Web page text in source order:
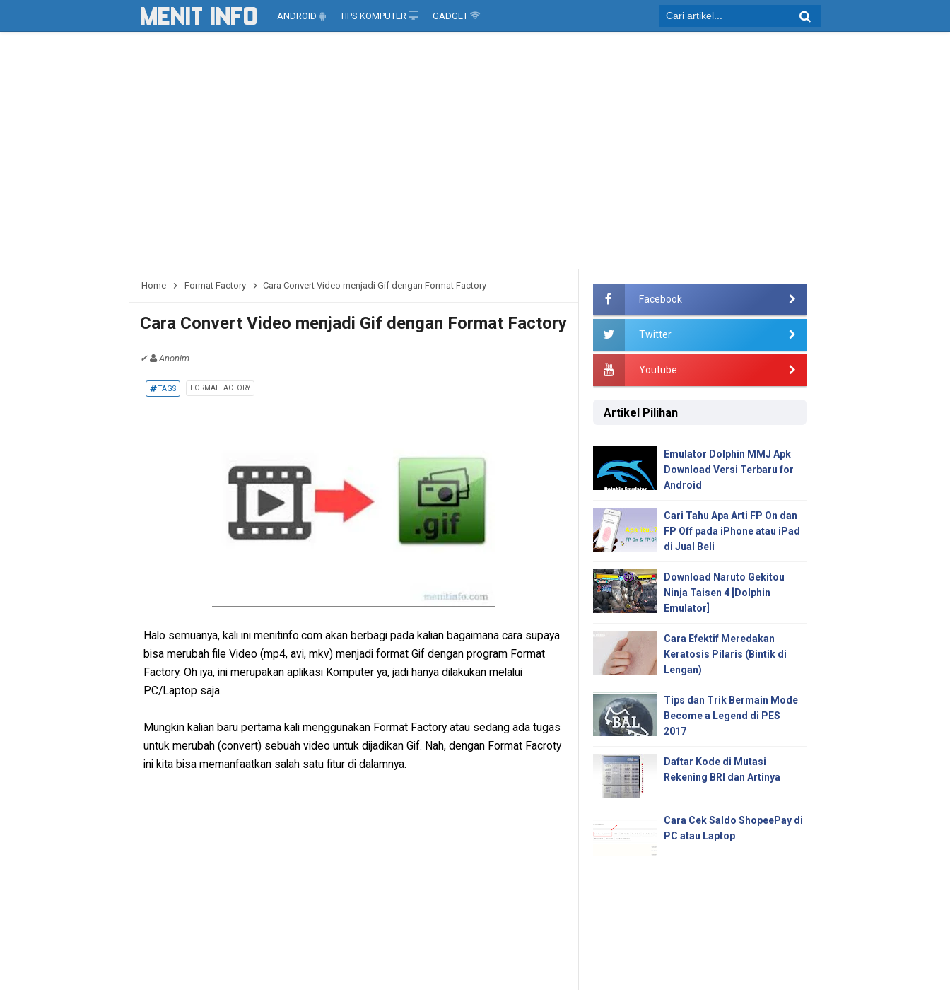
ANDROID TIPS KOMPUTER GADGET
Home Format Factory Cara Convert Video menjadi Gif dengan Format Factory
Cara Convert Video menjadi Gif dengan Format Factory
✔ Anonim
TAGS FORMAT FACTORY
Halo semuanya, kali ini menitinfo.com akan berbagi pada kalian bagaimana cara supaya
bisa merubah file Video (mp4, avi, mkv) menjadi format Gif dengan program Format
Factory. Oh iya, ini merupakan aplikasi Komputer ya, jadi hanya dilakukan melalui
PC/Laptop saja.
Mungkin kalian baru pertama kali menggunakan Format Factory atau sedang ada tugas
untuk merubah (convert) sebuah video untuk dijadikan Gif. Nah, dengan Format Facroty
ini kita bisa memanfaatkan salah satu fitur di dalamnya.
Facebook
Twitter
Youtube
Artikel Pilihan
Emulator Dolphin MMJ Apk
Download Versi Terbaru for
Android
Cari Tahu Apa Arti FP On dan
FP Off pada iPhone atau iPad
di Jual Beli
Download Naruto Gekitou
Ninja Taisen 4 [Dolphin
Emulator]
Cara Efektif Meredakan
Keratosis Pilaris (Bintik di
Lengan)
Tips dan Trik Bermain Mode
Become a Legend di PES
2017
Daftar Kode di Mutasi
Rekening BRI dan Artinya
Cara Cek Saldo ShopeePay di
PC atau Laptop